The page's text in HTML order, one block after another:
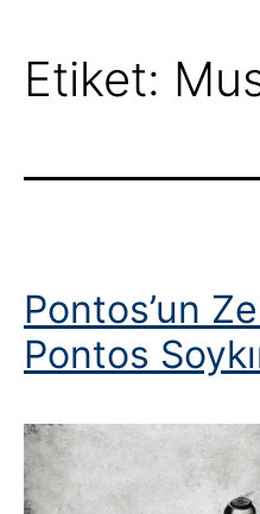
Etiket:
Pontos’un
Pontos